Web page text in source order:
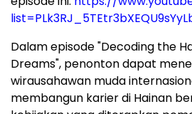
Dalam episode "Decoding the
Dreams", penonton dapat
wirausahawan muda
membangun karier di Hainan